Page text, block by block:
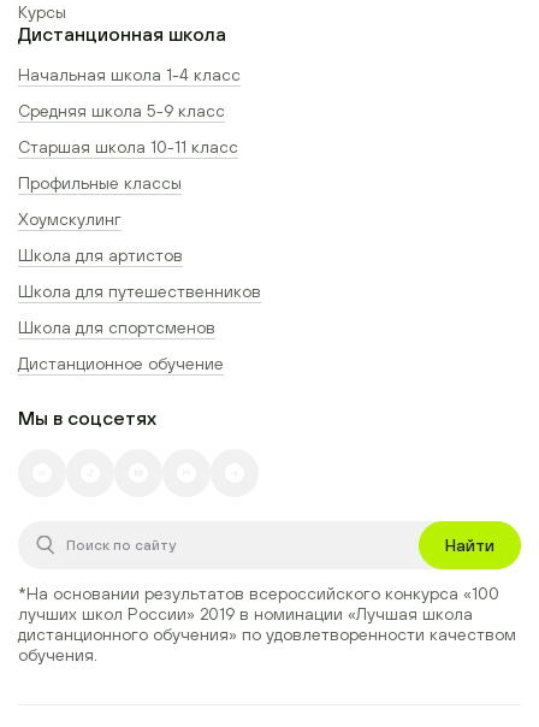
Курсы
Дистанционная школа
Начальная школа 1-4 класс
Средняя школа 5-9 класс
Старшая школа 10-11 класс
Профильные классы
Хоумскулинг
Школа для артистов
Школа для путешественников
Школа для спортсменов
Дистанционное обучение
Мы в соцсетях
Найти
*На основании результатов всероссийского конкурса «100
лучших школ России» 2019 в номинации «Лучшая школа
дистанционного обучения» по удовлетворенности качеством
обучения.